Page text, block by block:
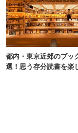
都内・東京近郊のブッ
選！思う存分読書を楽